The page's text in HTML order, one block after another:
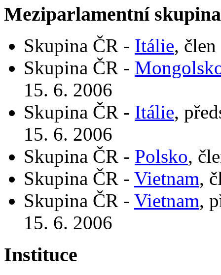
Meziparlamentní
Skupina ČR - Itálie,
Skupina ČR -
15. 6. 2006
Skupina ČR - Itálie,
15. 6. 2006
Skupina ČR - Polsko,
Skupina ČR - Vietnam,
Skupina ČR - Vietnam,
15. 6. 2006
Instituce